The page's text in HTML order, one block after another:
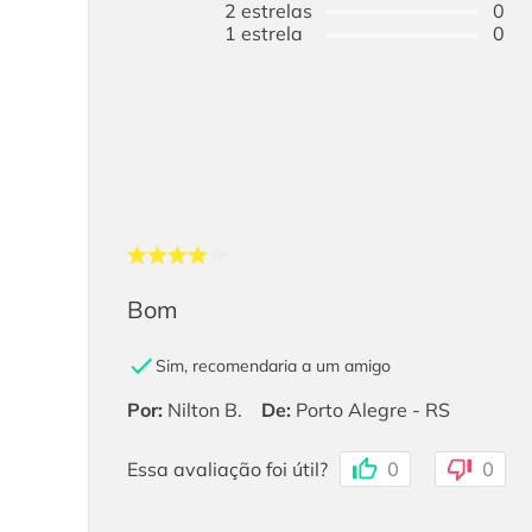
2estrelas
1estrela
0
0
Bom
Sim, recomendaria a um amigo
Por: Nilton B. De: Porto Alegre - RS
Essa avaliação foi útil? 0 0